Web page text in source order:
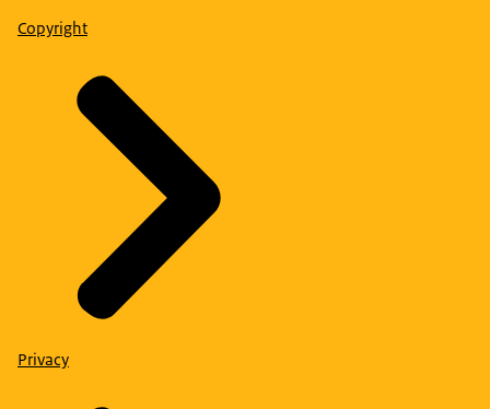
Copyright
Privacy